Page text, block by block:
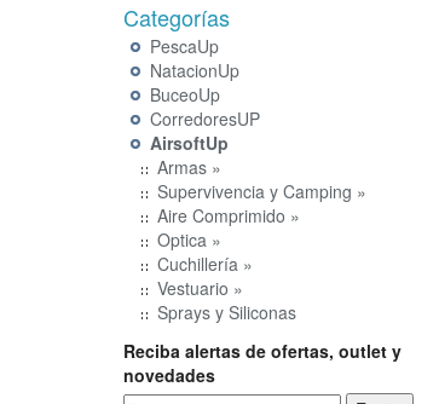
Categorías
PescaUp
NatacionUp
BuceoUp
CorredoresUP
AirsoftUp
Armas »
Supervivencia y Camping »
Aire Comprimido »
Optica »
Cuchillería »
Vestuario »
Sprays y Siliconas
Reciba alertas de ofertas, outlet y
novedades